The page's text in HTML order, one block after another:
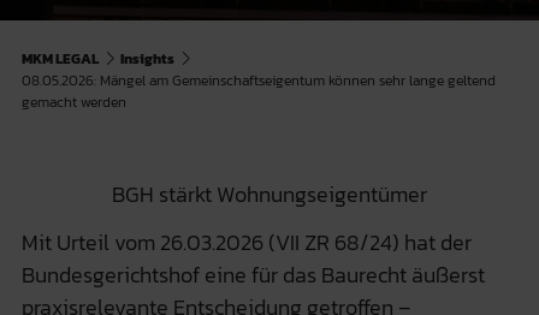
MKM LEGAL
Insights
08.05.2026: Mängel am Gemeinschaftseigentum können sehr lange geltend
gemacht werden
BGH stärkt Wohnungseigentümer
Mit Urteil vom 26.03.2026 (VII ZR 68/24) hat der
Bundesgerichtshof eine für das Baurecht äußerst
praxisrelevante Entscheidung getroffen –